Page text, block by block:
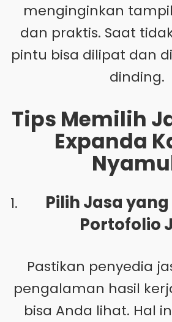
menginginkan
dan praktis. Saat
pintu bisa dilipat dan
dinding.
Tips Memilih
Expanda
Pilih Jasa
Portofolio
Pastikan penyedia
pengalaman hasil
bisa Anda lihat. Hal